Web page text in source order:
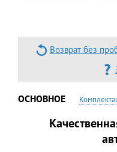
Возврат без
ОСНОВНОЕ